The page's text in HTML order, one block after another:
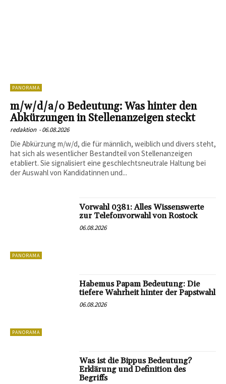
PANORAMA
m/w/d/a/o Bedeutung: Was hinter den
Abkürzungen in Stellenanzeigen steckt
redaktion -06.08.2026
Die Abkürzung m/w/d, die für männlich, weiblich und divers steht,
hat sich als wesentlicher Bestandteil von Stellenanzeigen
etabliert. Sie signalisiert eine geschlechtsneutrale Haltung bei
der Auswahl von Kandidatinnen und...
PANORAMA
Vorwahl 0381: Alles Wissenswerte
zur Telefonvorwahl von Rostock
06.08.2026
PANORAMA
Habemus Papam Bedeutung: Die
tiefere Wahrheit hinter der Papstwahl
06.08.2026
Was ist die Bippus Bedeutung?
Erklärung und Definition des
Begriffs